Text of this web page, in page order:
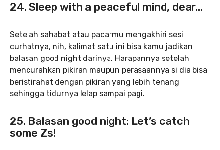
24. Sleep with a peaceful mind, dear…
Setelah sahabat atau pacarmu mengakhiri sesi
curhatnya, nih, kalimat satu ini bisa kamu jadikan
balasan good night darinya. Harapannya setelah
mencurahkan pikiran maupun perasaannya si dia bisa
beristirahat dengan pikiran yang lebih tenang
sehingga tidurnya lelap sampai pagi.
25. Balasan good night: Let’s catch
some Zs!